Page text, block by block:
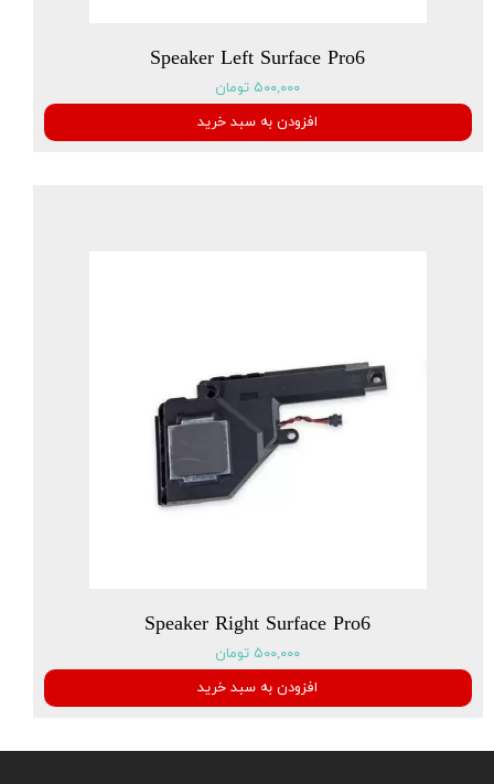
Speaker Left Surface Pro6
۵۰۰,۰۰۰ تومان
افزودن به سبد خرید
Speaker Right Surface Pro6
۵۰۰,۰۰۰ تومان
افزودن به سبد خرید